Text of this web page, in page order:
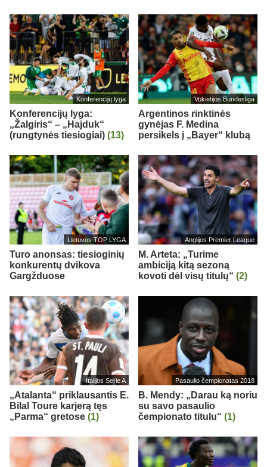
Konferencijų lyga
Konferencijų lyga:
„Žalgiris“ – „Hajduk“
(rungtynės tiesiogiai) (13)
Vokietijos Bundesliga
Argentinos rinktinės
gynėjas F. Medina
persikels į „Bayer“ klubą
Lietuvos TOP LYGA
Turo anonsas: tiesioginių
konkurentų dvikova
Gargžduose
Anglijos Premier League
M. Arteta: „Turime
ambiciją kitą sezoną
kovoti dėl visų titulų“ (2)
Italijos Serie A
„Atalanta“ priklausantis E.
Bilal Toure karjerą tęs
„Parma“ gretose (1)
Pasaulio čempionatas 2018
B. Mendy: „Darau ką noriu
su savo pasaulio
čempionato titulu“ (1)